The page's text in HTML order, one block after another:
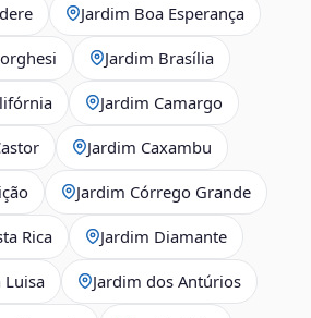
Jardim Boa Esperança
Jardim Brasília
Jardim Camargo
Jardim Caxambu
Jardim Córrego Grande
Rica Jardim Diamante
Luisa Jardim dos Antúrios